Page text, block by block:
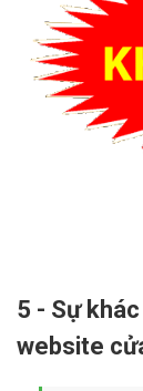
5 - Sự
website